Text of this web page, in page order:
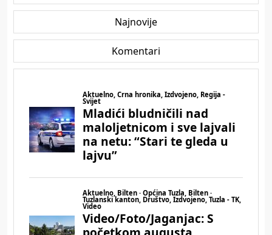
Najnovije
Komentari